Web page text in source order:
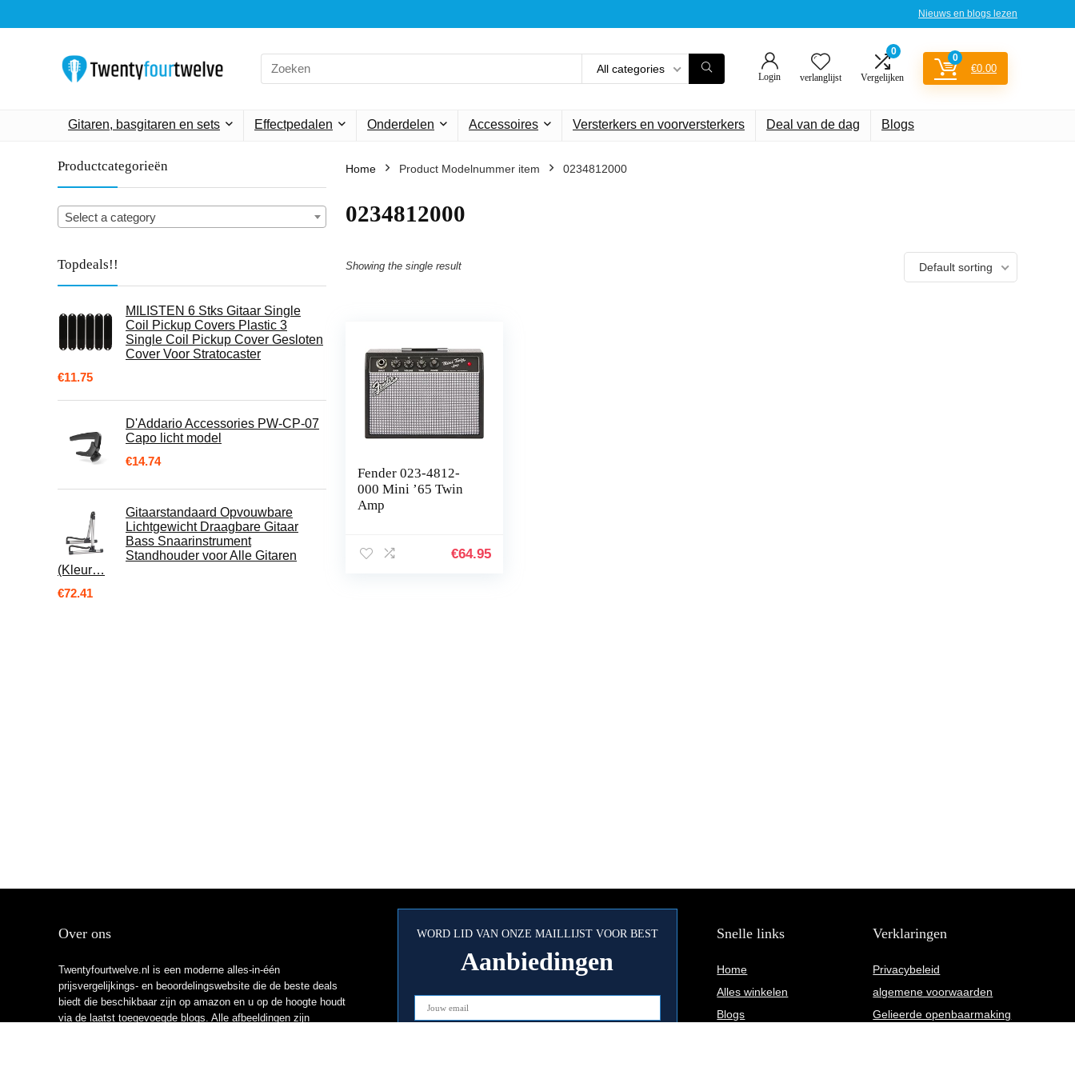
Nieuws en blogs lezen
Search
for:
All categories
Login verlanglijst
0
Vergelijken
0
€0.00
Gitaren, basgitaren en sets Effectpedalen Onderdelen Accessoires Versterkers en voorversterkers Deal van de dag Blogs
Productcategorieën
Select a category
Topdeals!!
MILISTEN 6 Stks Gitaar Single
Coil Pickup Covers Plastic 3
Single Coil Pickup Cover Gesloten
Cover Voor Stratocaster
€11.75
D'Addario Accessories PW-CP-07
Capo licht model
€14.74
Gitaarstandaard Opvouwbare
Lichtgewicht Draagbare Gitaar
Bass Snaarinstrument
Standhouder voor Alle Gitaren
(Kleur…
€72.41
Home Product Modelnummer item ‎0234812000
‎0234812000
Showing the single result Default sorting
Fender 023-4812-
000 Mini ’65 Twin
Amp
€64.95
Over ons
Twentyfourtwelve.nl is een moderne alles-in-één
prijsvergelijkings- en beoordelingswebsite die de beste deals
biedt die beschikbaar zijn op amazon en u op de hoogte houdt
via de laatst toegevoegde blogs. Alle afbeeldingen zijn
WORD LID VAN ONZE MAILLIJST VOOR BEST
Aanbiedingen
Snelle links
Home
Alles winkelen
Blogs
Verklaringen
Privacybeleid
algemene voorwaarden
Gelieerde openbaarmaking